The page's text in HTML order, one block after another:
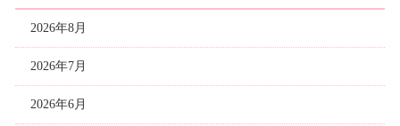
2026年8月
2026年7月
2026年6月